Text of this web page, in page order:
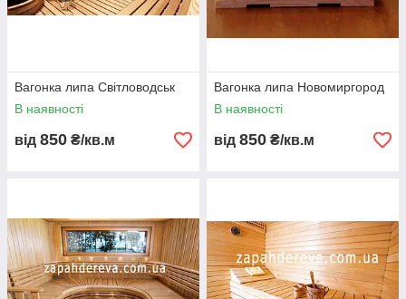
Вагонка липа Світловодськ
В наявності
від 850 ₴/кв.м
Вагонка липа Новомиргород
В наявності
від 850 ₴/кв.м